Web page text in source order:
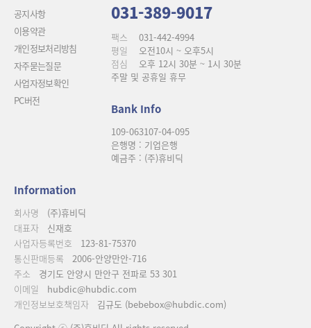
공지사항
이용약관
개인정보처리방침
자주묻는질문
사업자정보확인
PC버전
031-389-9017
팩스
031-442-4994
평일
오전10시 ~ 오후5시
점심
오후 12시 30분 ~ 1시 30분
주말 및 공휴일 휴무
Bank Info
109-063107-04-095
은행명 : 기업은행
예금주 : (주)휴비딕
Information
회사명
(주)휴비딕
대표자
신재호
사업자등록번호
123-81-75370
통신판매등록
2006-안양만안-716
주소
경기도 안양시 만안구 전파로 53 301
이메일
hubdic@hubdic.com
개인정보보호책임자
김규도 (bebebox@hubdic.com)